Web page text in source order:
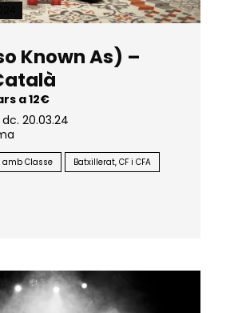
Known As) –
a 12€
20.03.24
amb Classe Batxillerat, CF i CFA